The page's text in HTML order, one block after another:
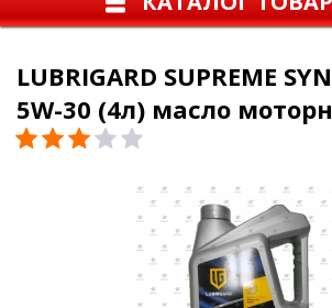
LUBRIGARD SUPREME
5W-30 (4л) масло